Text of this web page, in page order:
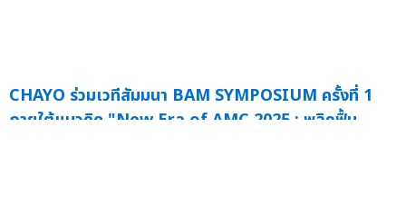
CHAYO ร่วมเวทีสัมมนา BAM SYMPOSIUM ครั้งที่ 1
ภายใต้แนวคิด "New Era of AMC 2025 : พลิกฟื้น